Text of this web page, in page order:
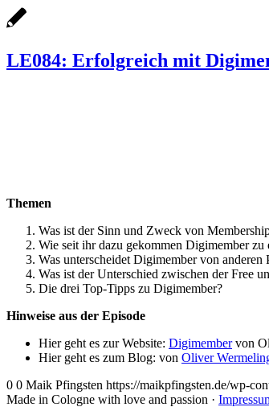
LE084: Erfolgreich mit
Themen
Was ist der Sinn und Zweck von
Wie seit ihr dazu gekommen Digimember zu
Was unterscheidet Digimember von anderen
Was ist der Unterschied zwischen der Free
Die drei Top-Tipps zu Digimember?
Hinweise aus der Episode
Hier geht es zur Website: Digimembervon
Hier geht es zum Blog: von Oliver
0 0 Maik Pfingsten https://maikpfingsten.de/wp-
Made in Cologne with love and passion ·